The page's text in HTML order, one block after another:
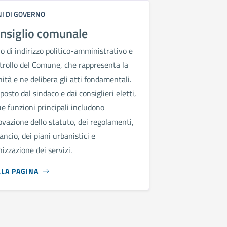
DI GOVERNO
comunale
di indirizzo politico-amministrativo e
del Comune, che rappresenta la
e ne delibera gli atti fondamentali.
dal sindaco e dai consiglieri eletti,
funzioni principali includono
dello statuto, dei regolamenti,
dei piani urbanistici e
dei servizi.
PAGINA